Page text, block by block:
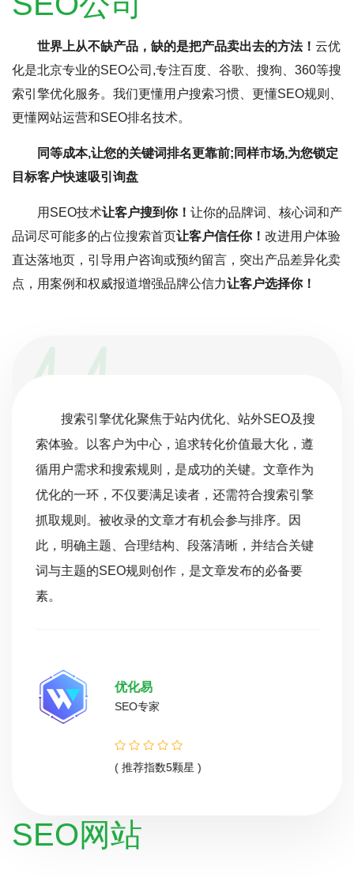
世界上从不缺产品，缺的是把产品卖出去的方法！ 云优
化是北京专业的SEO公司,专注百度、谷歌、搜狗、360等搜
索引擎优化服务。我们更懂用户搜索习惯、更懂SEO规则、
更懂网站运营和SEO排名技术。
同等成本,让您的关键词排名更靠前;同样市场,为您锁定
目标客户快速吸引询盘
用SEO技术让客户搜到你！ 让你的品牌词、核心词和产
品词尽可能多的占位搜索首页让客户信任你！ 改进用户体验
直达落地页，引导用户咨询或预约留言，突出产品差异化卖
点，用案例和权威报道增强品牌公信力让客户选择你！
搜索引擎优化聚焦于站内优化、站外SEO及搜
索体验。以客户为中心，追求转化价值最大化，遵
循用户需求和搜索规则，是成功的关键。文章作为
优化的一环，不仅要满足读者，还需符合搜索引擎
抓取规则。被收录的文章才有机会参与排序。因
此，明确主题、合理结构、段落清晰，并结合关键
词与主题的SEO规则创作，是文章发布的必备要
素。
优化易
SEO专家
( 推荐指数5颗星 )
SEO网站